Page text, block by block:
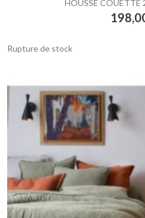
HOUSSE COUETTE
Prix
Rupture de stock